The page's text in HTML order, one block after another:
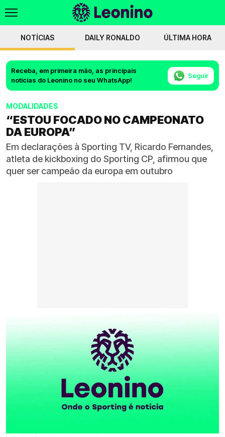
NOTÍCIAS DAILY RONALDO ÚLTIMA HORA
Receba, em primeira mão, as principais
notícias do Leonino no seu WhatsApp!
Seguir
MODALIDADES
“ESTOU FOCADO NO CAMPEONATO
DA EUROPA”
Em declarações à Sporting TV, Ricardo Fernandes,
atleta de kickboxing do Sporting CP, afirmou que
quer ser campeão da europa em outubro